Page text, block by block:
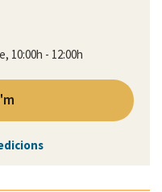
10:00h - 12:00h